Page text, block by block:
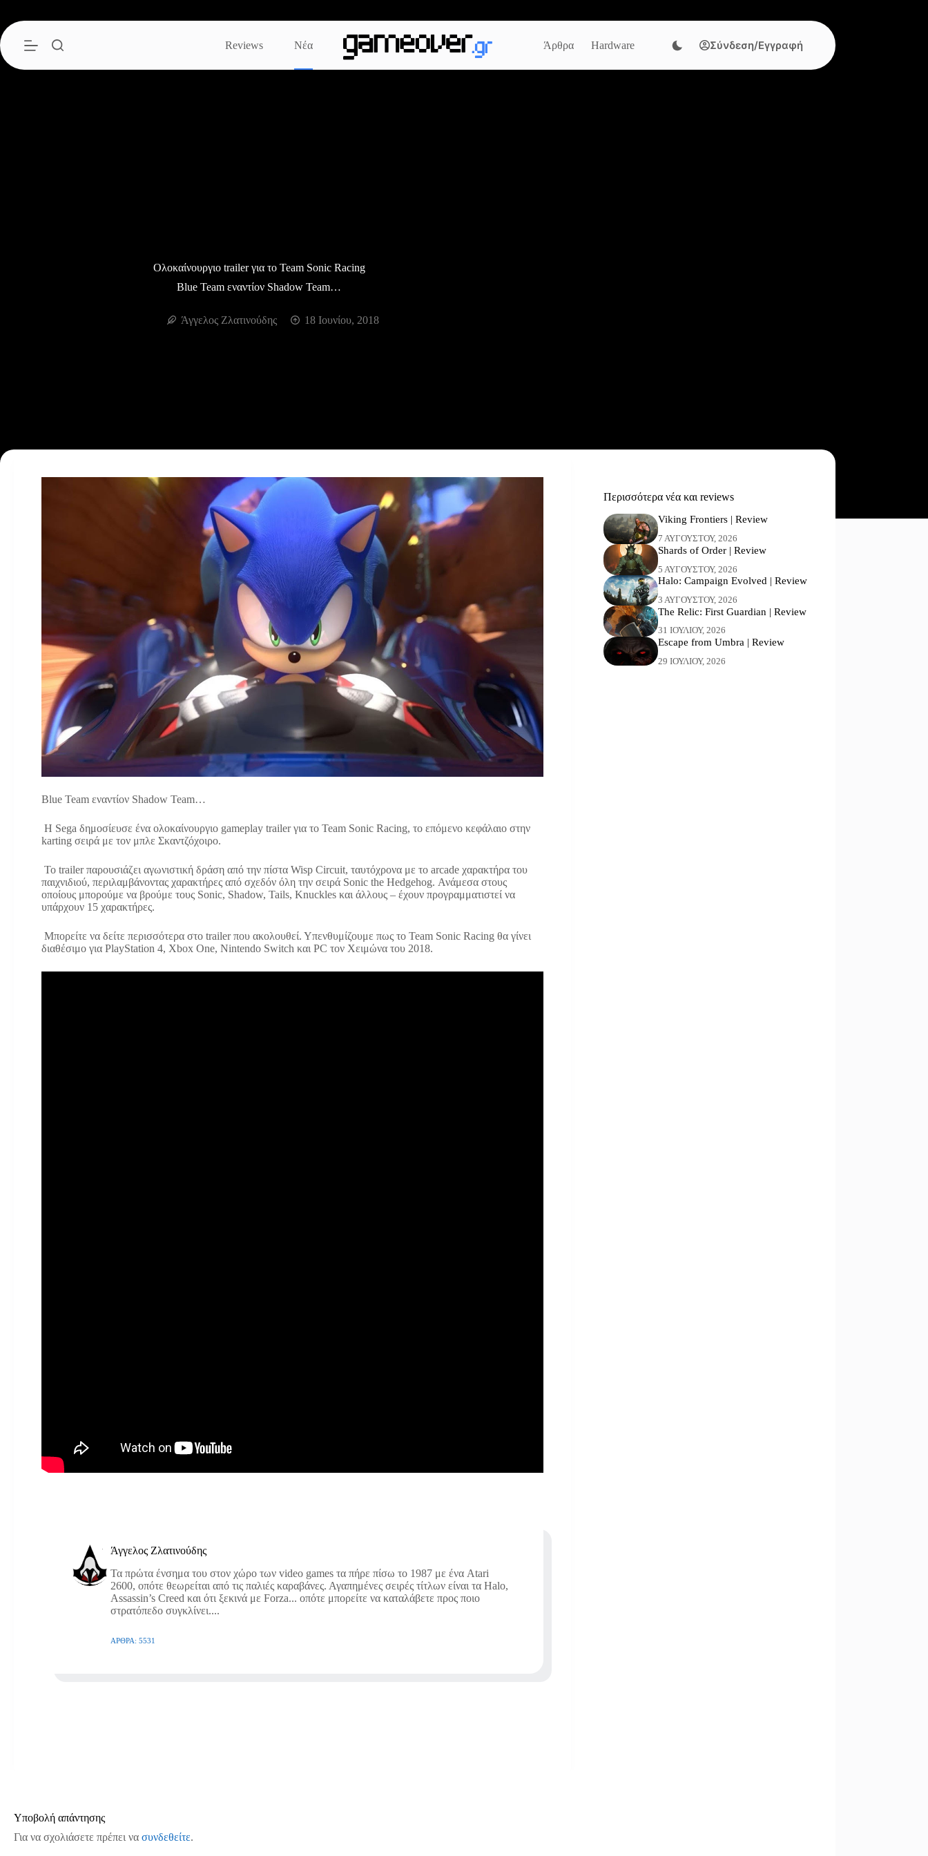
περιεχόμενο
Reviews
Νέα Άρθρα Hardware Σύνδεση/Εγγραφή
Ολοκαίνουργιο trailer για το Team Sonic Racing
Blue Team εναντίον Shadow Team…
Άγγελος Ζλατινούδης 18 Ιουνίου, 2018
Blue Team εναντίον Shadow Team…
Η Sega δημοσίευσε ένα ολοκαίνουργιο gameplay trailer για το Team Sonic Racing, το επόμενο κεφάλαιο στην
karting σειρά με τον μπλε Σκαντζόχοιρο.
To trailer παρουσιάζει αγωνιστική δράση από την πίστα Wisp Circuit, ταυτόχρονα με το arcade χαρακτήρα του
παιχνιδιού, περιλαμβάνοντας χαρακτήρες από σχεδόν όλη την σειρά Sonic the Hedgehog. Ανάμεσα στους
οποίους μπορούμε να βρούμε τους Sonic, Shadow, Tails, Knuckles και άλλους – έχουν προγραμματιστεί να
υπάρχουν 15 χαρακτήρες.
Μπορείτε να δείτε περισσότερα στο trailer που ακολουθεί. Υπενθυμίζουμε πως το Team Sonic Racing θα γίνει
διαθέσιμο για PlayStation 4, Xbox One, Nintendo Switch και PC τον Χειμώνα του 2018.
Άγγελος Ζλατινούδης
Τα πρώτα ένσημα του στον χώρο των video games τα πήρε πίσω το 1987 με ένα Atari
2600, οπότε θεωρείται από τις παλιές καραβάνες. Αγαπημένες σειρές τίτλων είναι τα Halo,
Assassin’s Creed και ότι ξεκινά με Forza... οπότε μπορείτε να καταλάβετε προς ποιο
στρατόπεδο συγκλίνει....
ΆΡΘΡΑ: 5531
Περισσότερα νέα και reviews
Viking Frontiers | Review
7 ΑΥΓΟΎΣΤΟΥ, 2026
Shards of Order | Review
5 ΑΥΓΟΎΣΤΟΥ, 2026
Halo: Campaign Evolved | Review
3 ΑΥΓΟΎΣΤΟΥ, 2026
The Relic: First Guardian | Review
31 ΙΟΥΛΊΟΥ, 2026
Escape from Umbra | Review
29 ΙΟΥΛΊΟΥ, 2026
Υποβολή απάντησης
Για να σχολιάσετε πρέπει να συνδεθείτε.